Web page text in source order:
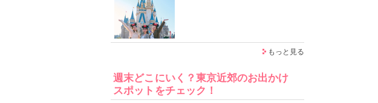
もっと見る
週末どこにいく？東京近郊のお出かけ
スポットをチェック！